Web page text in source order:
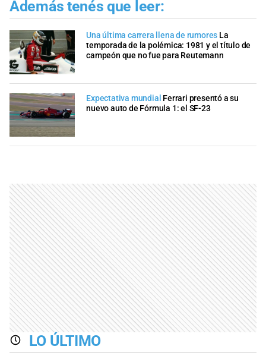
Además tenés que leer:
Una última carrera llena de rumores La
temporada de la polémica: 1981 y el título de
campeón que no fue para Reutemann
Expectativa mundial Ferrari presentó a su
nuevo auto de Fórmula 1: el SF-23
LO ÚLTIMO